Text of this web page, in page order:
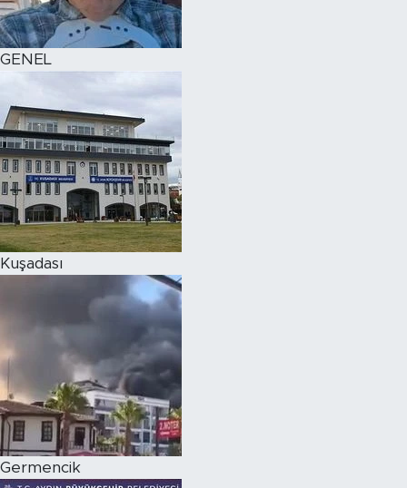
GENEL
Kuşadası
Germencik